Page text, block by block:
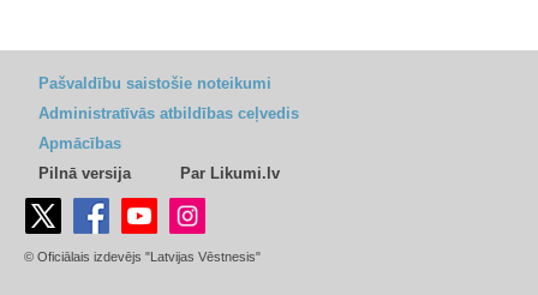
Pašvaldību saistošie noteikumi
Administratīvās atbildības ceļvedis
Apmācības
Pilnā versija
Par Likumi.lv
© Oficiālais izdevējs "Latvijas Vēstnesis"